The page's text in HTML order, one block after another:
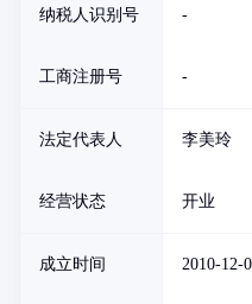
纳税人识别号 -
工商注册号 -
法定代表人 李美玲
经营状态 开业
成立时间 2010-12-